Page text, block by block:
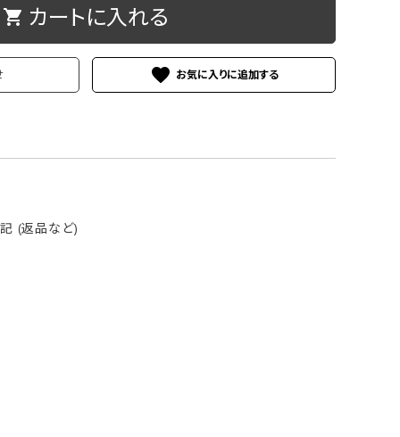
ケース
shopping_cart カートに入れる
favorite
(返品など)